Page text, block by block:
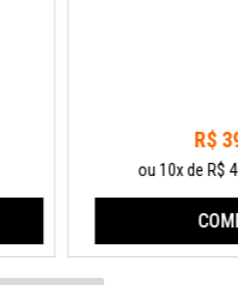
R$
ou 10x de R$